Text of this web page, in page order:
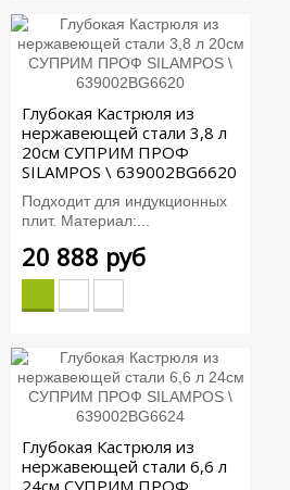
Глубокая Кастрюля из
нержавеющей стали 3,8 л
20см СУПРИМ ПРОФ
SILAMPOS \ 639002BG6620
Подходит для индукционных
плит. Материал:...
20 888 руб
Глубокая Кастрюля из
нержавеющей стали 6,6 л